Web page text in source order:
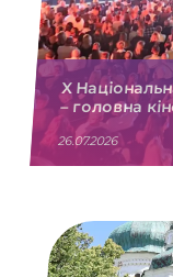
X
– головна
26.07.2026